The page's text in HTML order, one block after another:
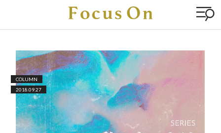
COLUMN
2018.09.27